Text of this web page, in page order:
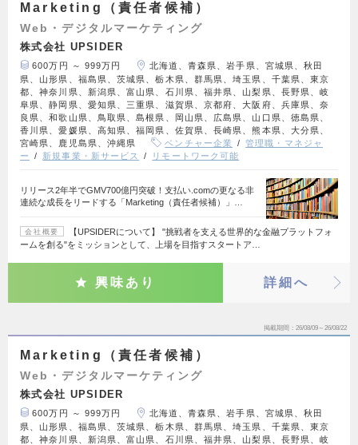
Marketing（責任者候補）
Web・デジタルマーケティング
株式会社 UPSIDER
600万円 ～ 999万円
北海道、青森県、岩手県、宮城県、秋田
県、山形県、福島県、茨城県、栃木県、群馬県、埼玉県、千葉県、東京
都、神奈川県、新潟県、富山県、石川県、福井県、山梨県、長野県、岐
阜県、静岡県、愛知県、三重県、滋賀県、京都府、大阪府、兵庫県、奈
良県、和歌山県、鳥取県、島根県、岡山県、広島県、山口県、徳島県、
香川県、愛媛県、高知県、福岡県、佐賀県、長崎県、熊本県、大分県、
宮崎県、鹿児島県、沖縄県
ベンチャー企業
管理職・マネジャ
ー
新規事業・新サービス リモートワーク可能
リリース2年半でGMV700億円突破！支払い.comの更なる非
連続な成長をリードする「Marketing（責任者候補）」…
会社概要
【UPSIDERについて】 "挑戦者を支える世界的な金融プラットフォ
ームを創る"をミッションとして、上場を目指すスタートア…
興味あり 詳細へ
掲載期間 26/08/09～26/08/22
Marketing（責任者候補）
Web・デジタルマーケティング
株式会社 UPSIDER
600万円 ～ 999万円
北海道、青森県、岩手県、宮城県、秋田
県、山形県、福島県、茨城県、栃木県、群馬県、埼玉県、千葉県、東京
都、神奈川県、新潟県、富山県、石川県、福井県、山梨県、長野県、岐